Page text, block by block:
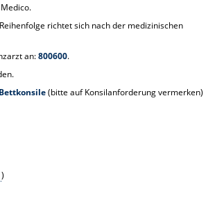
richtet sich nach der medizinischen
an:800600.
Bettkonsile(bitte auf Konsilanforderung vermerken)
)